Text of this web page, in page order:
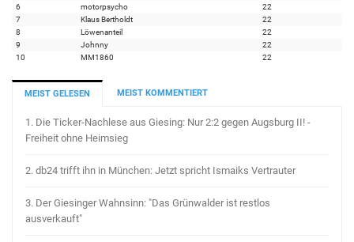
6
motorpsycho
22
7
Klaus Bertholdt
22
8
Löwenanteil
22
9
Johnny
22
10
MM1860 22
MEIST GELESEN MEIST KOMMENTIERT
1. Die Ticker-Nachlese aus Giesing: Nur 2:2 gegen Augsburg II! -
Freiheit ohne Heimsieg
2. db24 trifft ihn in München: Jetzt spricht Ismaiks Vertrauter
3. Der Giesinger Wahnsinn: "Das Grünwalder ist restlos
ausverkauft"